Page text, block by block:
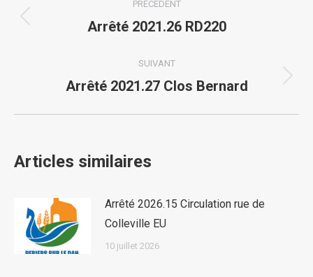
article
PRÉCÉDENT
Article
:
Arrêté 2021.26 RD220
SUIVANT
Article
Arrêté 2021.27 Clos Bernard
Articles similaires
Arrêté 2026.15 Circulation rue de
Colleville EU
10 juillet 2026